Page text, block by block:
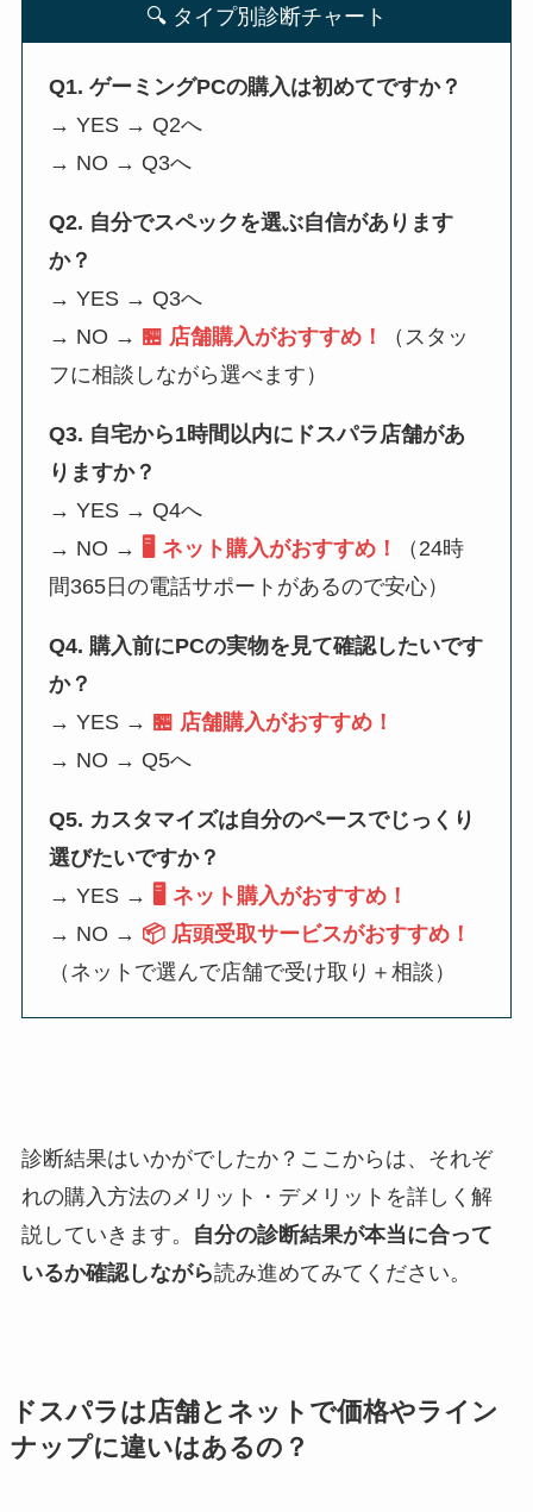
🔍 タイプ別診断チャート
Q1. ゲーミングPCの購入は初めてですか？
→ YES → Q2へ
→ NO → Q3へ
Q2. 自分でスペックを選ぶ自信があります
か？
→ YES → Q3へ
→ NO → 🏪 店舗購入がおすすめ！
（スタッ
フに相談しながら選べます）
Q3. 自宅から1時間以内にドスパラ店舗があ
りますか？
→ YES → Q4へ
→ NO → 🖥️ ネット購入がおすすめ！
（24時
間365日の電話サポートがあるので安心）
Q4. 購入前にPCの実物を見て確認したいです
か？
→ YES → 🏪 店舗購入がおすすめ！
→ NO → Q5へ
Q5. カスタマイズは自分のペースでじっくり
選びたいですか？
→ YES → 🖥️ ネット購入がおすすめ！
→ NO → 📦 店頭受取サービスがおすすめ！
（ネットで選んで店舗で受け取り＋相談）
診断結果はいかがでしたか？ここからは、それぞ
れの購入方法のメリット・デメリットを詳しく解
説していきます。
自分の診断結果が本当に合って
いるか確認しながら読み進めてみてください。
ドスパラは店舗とネットで価格やライン
ナップに違いはあるの？